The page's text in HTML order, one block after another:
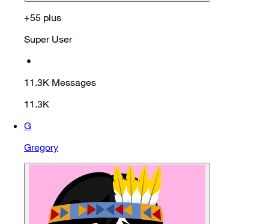
+55 plus
Super User
•
11.3K Messages
11.3K
G
Gregory